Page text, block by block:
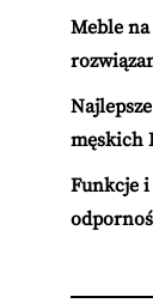
Meble
męskich
Funkcje i